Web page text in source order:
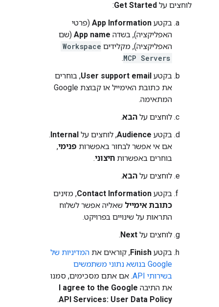
לוחצים על Get Started
:
בקטע App Information (פרטי
האפליקציה), בשדה App name (שם
האפליקציה), מקלידים Workspace
MCP Servers
.
בקטע User support email, בוחרים
את כתובת האימייל או קבוצת Google
המתאימה.
לוחצים על הבא.
בקטע Audience, לוחצים על Internal
.
אם אי אפשר לבחור באפשרות פנימי,
בוחרים באפשרות חיצוני.
לוחצים על הבא.
בקטע Contact Information, מזינים
כתובת אימייל שאליה אפשר לשלוח
התראות על שינויים בפרויקט.
לוחצים על Next
.
בקטע Finish, קוראים את המדיניות של
Google בנושא נתוני משתמשים
בשירותי API
. אם אתם מסכימים, סמנו
את התיבה I agree to the Google
API Services: User Data Policy
.